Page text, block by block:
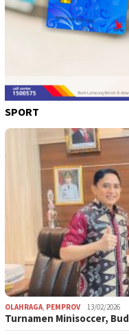
SPORT
OLAHRAGA PEMPROV 13/02/2026
Turnamen Minisoccer,